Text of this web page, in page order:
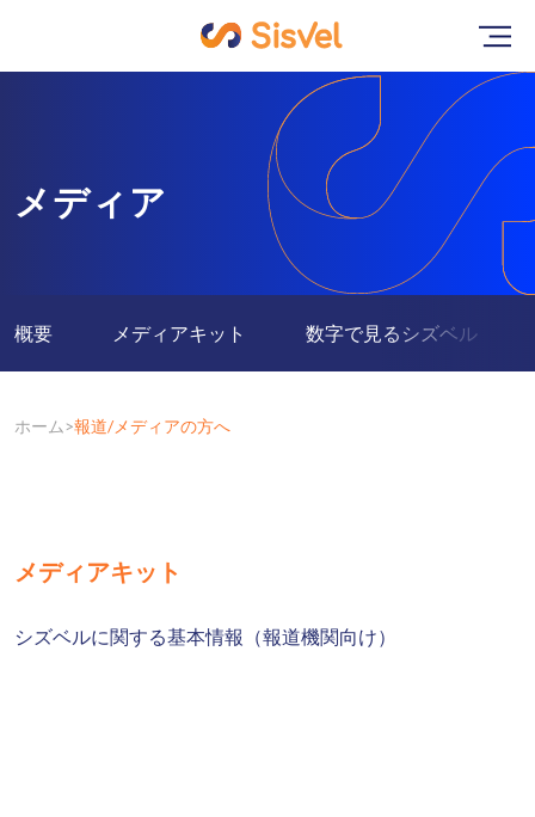
メディア
概要 メディアキット 数字で見るシズベル
ホーム 報道/メディアの方へ
メディアキット
シズベルに関する基本情報（報道機関向け）